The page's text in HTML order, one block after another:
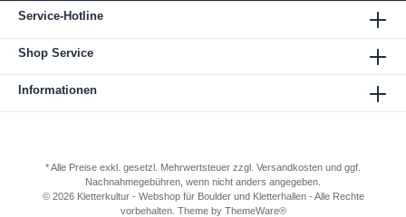
Service-Hotline
Shop Service
Informationen
* Alle Preise exkl. gesetzl. Mehrwertsteuer zzgl. Versandkosten und ggf.
Nachnahmegebühren, wenn nicht anders angegeben.
© 2026 Kletterkultur - Webshop für Boulder und Kletterhallen - Alle Rechte
vorbehalten. Theme by ThemeWare®